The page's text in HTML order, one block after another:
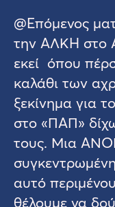
@Επόμενος
την ΑΛΚΗ στο
εκεί όπου
καλάθι των
ξεκίνημα για
στο «ΠΑΠ»
τους. Μια
αυτό
θέλουμε να